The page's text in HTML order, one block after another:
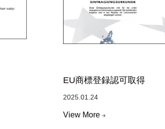
EU商標登録認可取得
2025.01.24
View More